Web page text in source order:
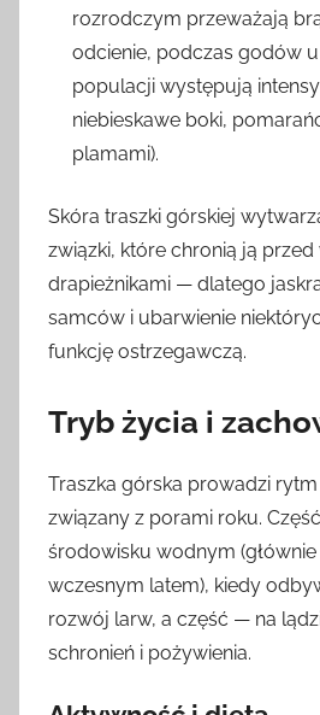
rozrodczym przeważają
odcienie, podczas godów
populacji występują
niebieskawe boki,
plamami).
Skóra traszki górskiej
związki, które chronią ją
drapieżnikami — dlatego
samców i ubarwienie
funkcję ostrzegawczą.
Tryb życia i
Traszka górska prowadzi
związany z porami roku.
środowisku wodnym (głównie
wczesnym latem), kiedy
rozwój larw, a część — na
schronień i pożywienia.